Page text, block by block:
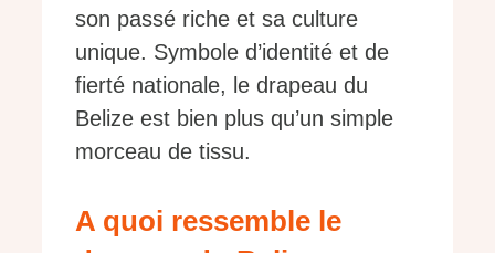
son passé riche et sa culture
unique. Symbole d’identité et de
fierté nationale, le drapeau du
Belize est bien plus qu’un simple
morceau de tissu.
A quoi ressemble le